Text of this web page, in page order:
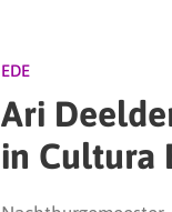
EDE
Ari
in Cultura